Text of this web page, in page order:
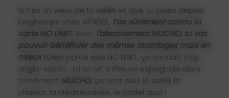
Si t’es un vieux de la vieille et que tu joues depuis
longtemps chez 4PADEL, t’as sûrement connu la
carte NO LIMIT. Avec l'abonnement MUCHO, tu vas
pouvoir bénéficier des mêmes avantages mais en
mieux !Déjà parce que NO LIMIT, ça sonnait trop
anglo-saxon… ici on vit à l’heure espagnole alors
forcément MUCHO, ça sent plus le soleil, la
chaleur, la Méditerranée, le padel quoi !